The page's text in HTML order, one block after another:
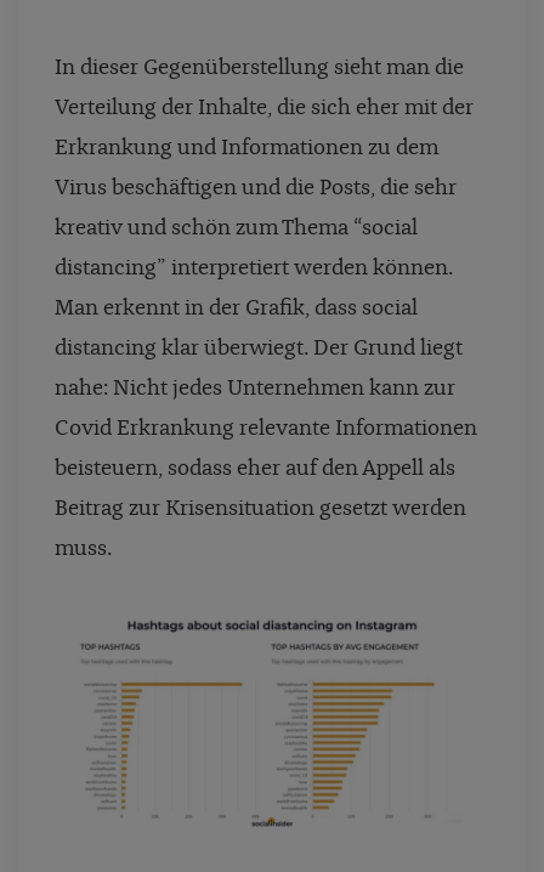
In dieser Gegenüberstellung sieht man die
Verteilung der Inhalte, die sich eher mit der
Erkrankung und Informationen zu dem
Virus beschäftigen und die Posts, die sehr
kreativ und schön zum Thema “social
distancing” interpretiert werden können.
Man erkennt in der Grafik, dass social
distancing klar überwiegt. Der Grund liegt
nahe: Nicht jedes Unternehmen kann zur
Covid Erkrankung relevante Informationen
beisteuern, sodass eher auf den Appell als
Beitrag zur Krisensituation gesetzt werden
muss.